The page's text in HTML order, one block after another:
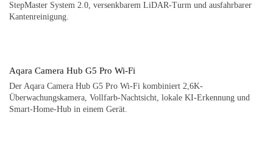
StepMaster System 2.0, versenkbarem LiDAR-Turm und ausfahrbarer
Kantenreinigung.
Aqara Camera Hub G5 Pro Wi-Fi
Der Aqara Camera Hub G5 Pro Wi-Fi kombiniert 2,6K-
Überwachungskamera, Vollfarb-Nachtsicht, lokale KI-Erkennung und
Smart-Home-Hub in einem Gerät.